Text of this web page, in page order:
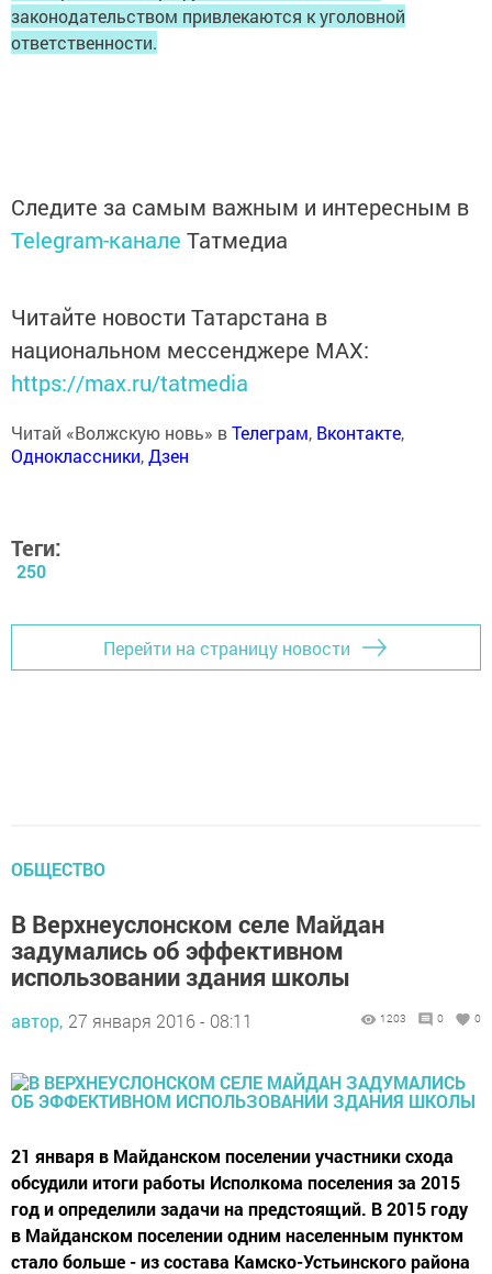
законодательством привлекаются к уголовной
ответственности.
Следите за самым важным и интересным в
Telegram-канале Татмедиа
Читайте новости Татарстана в
национальном мессенджере MАХ:
https://max.ru/tatmedia
Читай «Волжскую новь» вТелеграм, Вконтакте,
Одноклассники,Дзен
Теги:
250
Перейти на страницу новости
ОБЩЕСТВО
В Верхнеуслонском селе Майдан
задумались об эффективном
использовании здания школы
автор, 27 января 2016 - 08:11 1203 0 0
21 января в Майданском поселении участники схода
обсудили итоги работы Исполкома поселения за 2015
год и определили задачи на предстоящий. В 2015 году
в Майданском поселении одним населенным пунктом
стало больше - из состава Камско-Устьинского района